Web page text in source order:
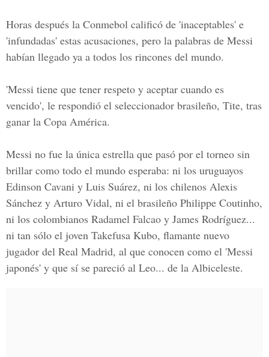
Horas después la Conmebol calificó de 'inaceptables' e
'infundadas' estas acusaciones, pero la palabras de Messi
habían llegado ya a todos los rincones del mundo.
'Messi tiene que tener respeto y aceptar cuando es
vencido', le respondió el seleccionador brasileño, Tite, tras
ganar la Copa América.
Messi no fue la única estrella que pasó por el torneo sin
brillar como todo el mundo esperaba: ni los uruguayos
Edinson Cavani y Luis Suárez, ni los chilenos Alexis
Sánchez y Arturo Vidal, ni el brasileño Philippe Coutinho,
ni los colombianos Radamel Falcao y James Rodríguez...
ni tan sólo el joven Takefusa Kubo, flamante nuevo
jugador del Real Madrid, al que conocen como el 'Messi
japonés' y que sí se pareció al Leo... de la Albiceleste.